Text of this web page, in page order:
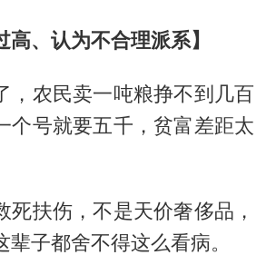
高、认为不合理派系】
，农民卖一吨粮挣不到几百
个号就要五千，贫富差距太
死扶伤，不是天价奢侈品，
子都舍不得这么看病。